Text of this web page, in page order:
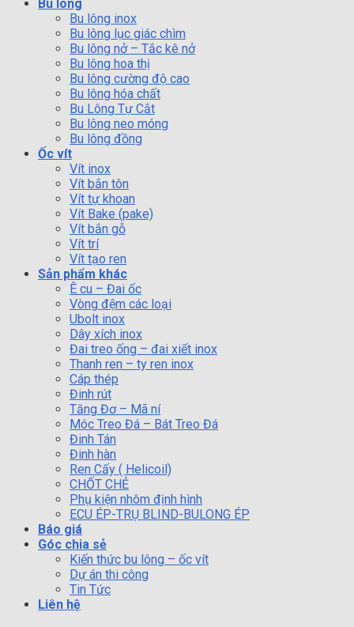
Bu lông
Bu lông inox
Bu lông lục giác chìm
Bu lông nở – Tắc kê nở
Bu lông hoa thị
Bu lông cường độ cao
Bu lông hóa chất
Bu Lông Tự Cắt
Bu lông neo móng
Bu lông đồng
Ốc vít
Vít inox
Vít bắn tôn
Vít tự khoan
Vít Bake (pake)
Vít bắn gỗ
Vít trí
Vít tạo ren
Sản phẩm khác
Ê cu – Đai ốc
Vòng đệm các loại
Ubolt inox
Dây xích inox
Đai treo ống – đai xiết inox
Thanh ren – ty ren inox
Cáp thép
Đinh rút
Tăng Đơ – Mã ní
Móc Treo Đá – Bát Treo Đá
Đinh Tán
Đinh hàn
Ren Cấy ( Helicoil)
CHỐT CHẺ
Phụ kiện nhôm định hình
ECU ÉP-TRỤ BLIND-BULONG ÉP
Báo giá
Góc chia sẻ
Kiến thức bu lông – ốc vít
Dự án thi công
Tin Tức
Liên hệ